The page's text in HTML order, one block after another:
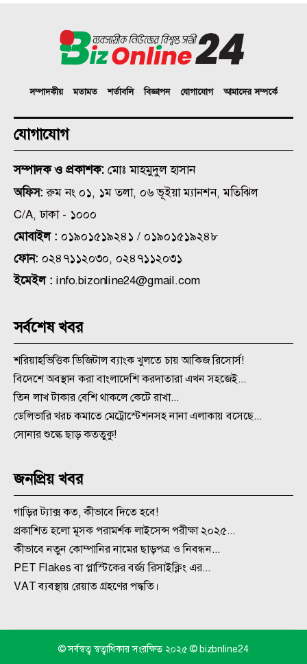
সম্পাদকীয় মতামত শর্তাবলি বিজ্ঞাপন যোগাযোগ আমাদের সম্পর্কে
যোগাযোগ
সম্পাদক ও প্রকাশক: মোঃ মাহমুদুল হাসান
অফিস:রুম নং ০১, ১ম তলা, ০৬ ভূইয়া ম্যানশন, মতিঝিল
C/A, ঢাকা - ১০০০
মোবাইল : ০১৯০১৫১৯২৪১ / ০১৯০১৫১৯২৪৮
ফোন: ০২৪৭১১২০৩০, ০২৪৭১১২০৩১
ইমেইল : info.bizonline24@gmail.com
সর্বশেষ খবর
শরিয়াহভিত্তিক ডিজিটাল ব্যাংক খুলতে চায় আকিজ রিসোর্স!
বিদেশে অবস্থান করা বাংলাদেশি করদাতারা এখন সহজেই...
তিন লাখ টাকার বেশি থাকলে কেটে রাখা...
ডেলিভারি খরচ কমাতে মেট্রোস্টেশনসহ নানা এলাকায় বসেছে...
সোনার শুল্কে ছাড় কততুকু!
জনপ্রিয় খবর
গাড়ির ট্যাক্স কত, কীভাবে দিতে হবে!
প্রকাশিত হলো মূসক পরামর্শক লাইসেন্স পরীক্ষা ২০২৫...
কীভাবে নতুন কোম্পানির নামের ছাড়পত্র ও নিবন্ধন...
PET Flakes বা প্লাস্টিকের বর্জ্য রিসাইক্লিং এর...
VAT ব্যবস্থায় রেয়াত গ্রহণের পদ্ধতি।
© সর্বস্বত্ব স্বত্বাধিকার সংরক্ষিত ২০২৫ © bizbnline24